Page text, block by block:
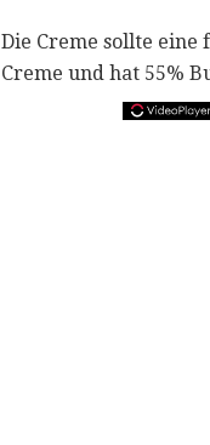
Die Creme sollte
Creme und hat 55%